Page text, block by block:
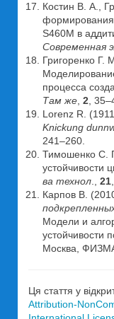
Костин В. А.,
формирования
S460M в
Современная
Григоренко Г.
процесса
Там же 2 ,
Lorenz R.
Knickung
241–260.
Тимошенко С.
устойчивости
ва технол
21
Карпов В.
Модели и
устойчивости
Москва,
Ця стаття у
Attribution-